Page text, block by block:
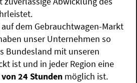
dem Gebrauchtwagen-Markt
unser Unternehmen so
Bundesland mit unseren
ist und in jeder Region eine
24 Stunden möglich ist.